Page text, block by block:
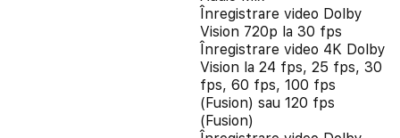
Înregistrare video Dolby
Vision 720p la 30 fps
Înregistrare video 4K Dolby
Vision la 24 fps, 25 fps, 30
fps, 60 fps, 100 fps
(Fusion) sau 120 fps
(Fusion)